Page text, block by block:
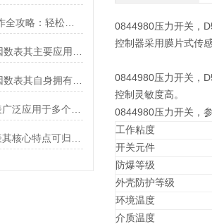
金属管浮子流量计操作全攻略：轻松拿捏，精准掌控每一步！
Q144-FTZ三相功率因数表其自身拥有怎样的功能呢？
0844980压力开关，
控制器采用膜片式传
0844980压力开关，
控制灵敏度高。
0844980压力开关，
工作粘度
开关元件
防爆等级
外壳防护等级
环境温度
介质温度